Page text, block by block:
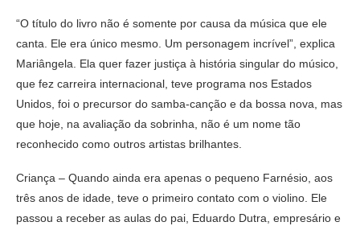
“O título do livro não é somente por causa da música que ele
canta. Ele era único mesmo. Um personagem incrível”, explica
Mariângela. Ela quer fazer justiça à história singular do músico,
que fez carreira internacional, teve programa nos Estados
Unidos, foi o precursor do samba-canção e da bossa nova, mas
que hoje, na avaliação da sobrinha, não é um nome tão
reconhecido como outros artistas brilhantes.
Criança – Quando ainda era apenas o pequeno Farnésio, aos
três anos de idade, teve o primeiro contato com o violino. Ele
passou a receber as aulas do pai, Eduardo Dutra, empresário e